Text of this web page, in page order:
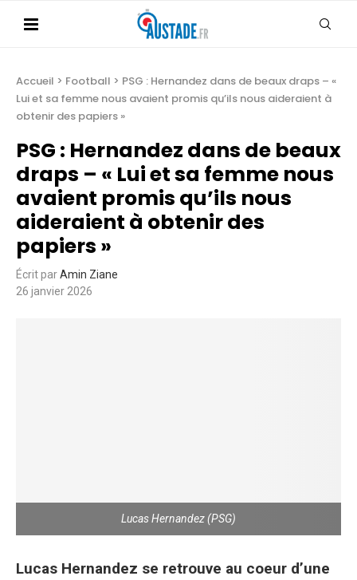
Accueil > Football > PSG : Hernandez dans de beaux draps – «
Lui et sa femme nous avaient promis qu’ils nous aideraient à
obtenir des papiers »
PSG : Hernandez dans de beaux
draps – « Lui et sa femme nous
avaient promis qu’ils nous
aideraient à obtenir des
papiers »
Écrit parAmin Ziane
26 janvier 2026
Lucas Hernandez (PSG)
Lucas Hernandez se retrouve au coeur d’une